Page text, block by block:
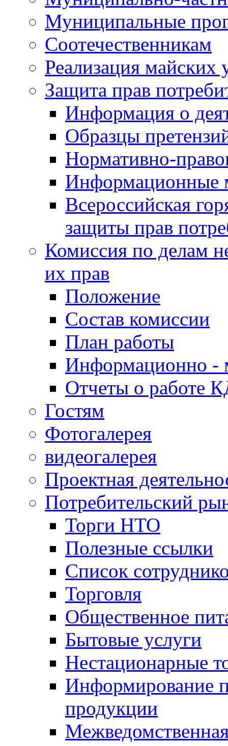
Муниципальные
Соотечественникам
Реализация майских
Защита прав
Информация о
Образцы
Нормативно-
Информационные
Всероссийская
защиты прав
Комиссия по делам
их прав
Положение
Состав комиссии
План работы
Информационно -
Отчеты о работе
Гостям
Фотогалерея
видеогалерея
Проектная
Потребительский
Торги НТО
Полезные ссылки
Список
Торговля
Общественное
Бытовые услуги
Нестационарные
Информирование
продукции